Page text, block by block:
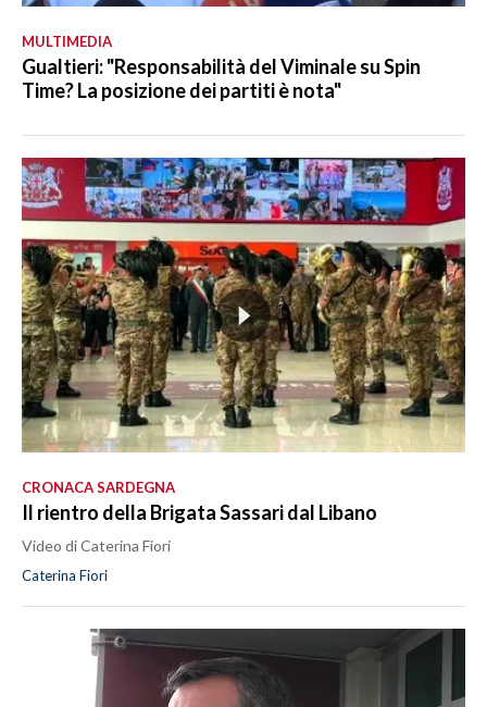
MULTIMEDIA
Gualtieri: "Responsabilità del Viminale su Spin
Time? La posizione dei partiti è nota"
CRONACA SARDEGNA
Il rientro della Brigata Sassari dal Libano
Video di Caterina Fiori
Caterina Fiori